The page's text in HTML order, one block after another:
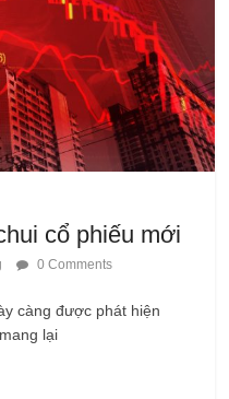
cổ phiếu mới
0 Comments
càng được phát hiện
lại